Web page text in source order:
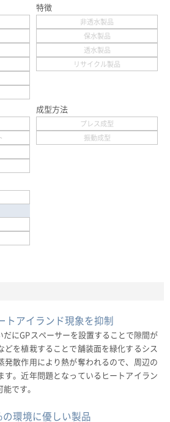
特徴
非透水製品
保水製品
透水製品
リサイクル製品
成型方法
プレス成型
振動成型
トアイランド現象を抑制
だにGPスペーサーを設置することで隙間が
どを植栽することで舗装面を緑化するシス
発散作用により熱が奪われるので、周辺の
す。近年問題となっているヒートアイラン
です。
の環境に優しい製品